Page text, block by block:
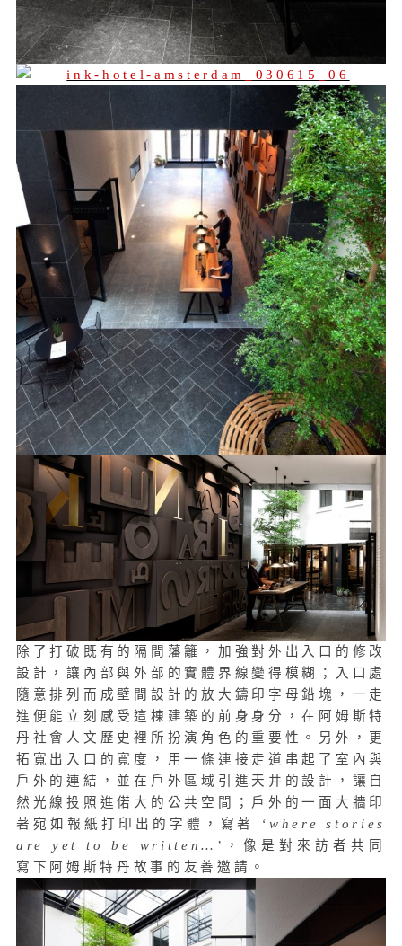
除了打破既有的隔間藩籬，加強對外出入口的修改
設計，讓內部與外部的實體界線變得模糊；入口處
隨意排列而成壁間設計的放大鑄印字母鉛塊，一走
進便能立刻感受這棟建築的前身身分，在阿姆斯特
丹社會人文歷史裡所扮演角色的重要性。另外，更
拓寬出入口的寬度，用一條連接走道串起了室內與
戶外的連結，並在戶外區域引進天井的設計，讓自
然光線投照進偌大的公共空間；戶外的一面大牆印
著宛如報紙打印出的字體，寫著
‘where stories
are yet to be written…’
，像是對來訪者共同
寫下阿姆斯特丹故事的友善邀請。